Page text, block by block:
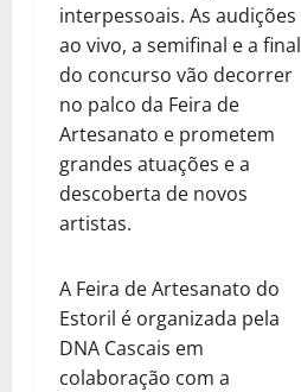
interpessoais. As audições
ao vivo, a semifinal e a final
do concurso vão decorrer
no palco da Feira de
Artesanato e prometem
grandes atuações e a
descoberta de novos
artistas.
A Feira de Artesanato do
Estoril é organizada pela
DNA Cascais em
colaboração com a